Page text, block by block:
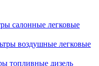
салонные легковые
воздушные легковые
топливные дизель